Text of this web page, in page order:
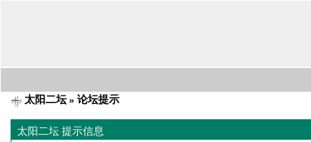
太阳二坛» 论坛提示
太阳二坛 提示信息